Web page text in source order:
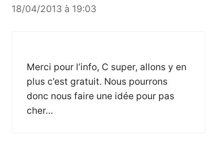
18/04/2013 à 19:03
Merci pour l’info, C super, allons y en
plus c’est gratuit. Nous pourrons
donc nous faire une idée pour pas
cher…